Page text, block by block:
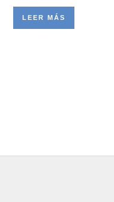
LEER MÁS